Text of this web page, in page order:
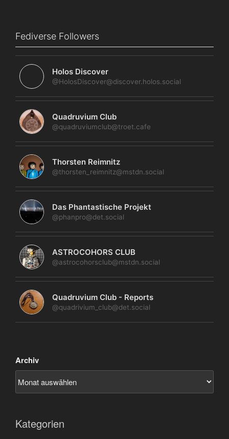
Fediverse Followers
Holos Discover
@HolosDiscover@discover.holos.social
Quadruvium Club
@quadruviumclub@troet.cafe
Thorsten Reimnitz
@thorsten_reimnitz@mstdn.social
Das Phantastische Projekt
@phanpro@det.social
ASTROCOHORS CLUB
@astrocohorsclub@mstdn.social
Quadruvium Club - Reports
@quadrivium_club@det.social
Archiv
Kategorien